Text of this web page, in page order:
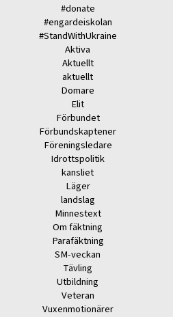
#donate
#engardeiskolan
#StandWithUkraine
Aktiva
Aktuellt
aktuellt
Domare
Elit
Förbundet
Förbundskaptener
Föreningsledare
Idrottspolitik
kansliet
Läger
landslag
Minnestext
Om fäktning
Parafäktning
SM-veckan
Tävling
Utbildning
Veteran
Vuxenmotionärer